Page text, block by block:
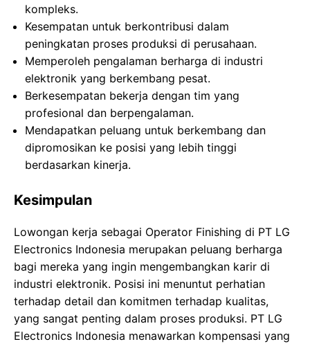
kompleks.
Kesempatan untuk berkontribusi dalam
peningkatan proses produksi di perusahaan.
Memperoleh pengalaman berharga di industri
elektronik yang berkembang pesat.
Berkesempatan bekerja dengan tim yang
profesional dan berpengalaman.
Mendapatkan peluang untuk berkembang dan
dipromosikan ke posisi yang lebih tinggi
berdasarkan kinerja.
Kesimpulan
Lowongan kerja sebagai Operator Finishing di PT LG
Electronics Indonesia merupakan peluang berharga
bagi mereka yang ingin mengembangkan karir di
industri elektronik. Posisi ini menuntut perhatian
terhadap detail dan komitmen terhadap kualitas,
yang sangat penting dalam proses produksi. PT LG
Electronics Indonesia menawarkan kompensasi yang